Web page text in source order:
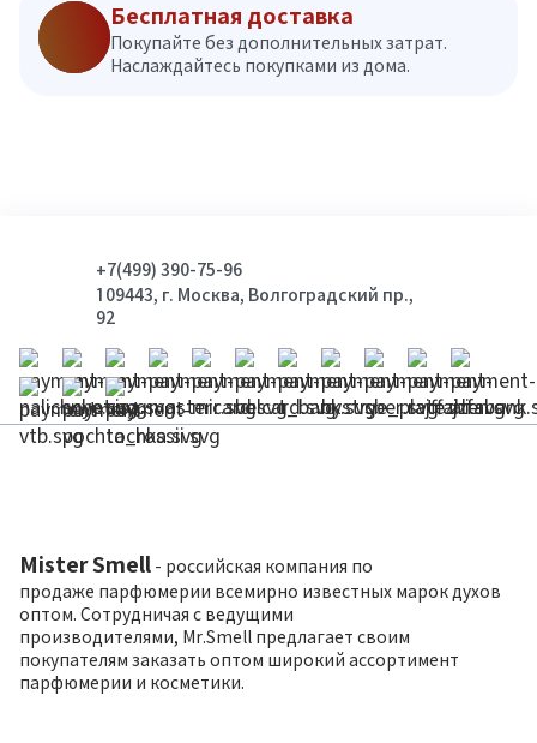
Бесплатная доставка
Покупайте без дополнительных затрат.
Наслаждайтесь покупками из дома.
+7(499) 390-75-96
109443, г. Москва, Волгоградский пр.,
92
Mister Smell - российская компания по
продаже парфюмерии всемирно известных марок духов
оптом. Сотрудничая с ведущими
производителями, Mr.Smell предлагает своим
покупателям заказать оптом широкий ассортимент
парфюмерии и косметики.